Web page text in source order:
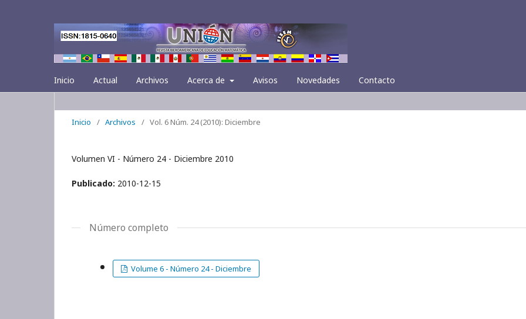
Inicio Actual Archivos Acerca de Avisos Novedades Contacto
Inicio / Archivos / Vol. 6 Núm. 24 (2010): Diciembre
Volumen VI - Número 24 - Diciembre 2010
Publicado: 2010-12-15
Número completo
Volume 6 - Número 24 - Diciembre